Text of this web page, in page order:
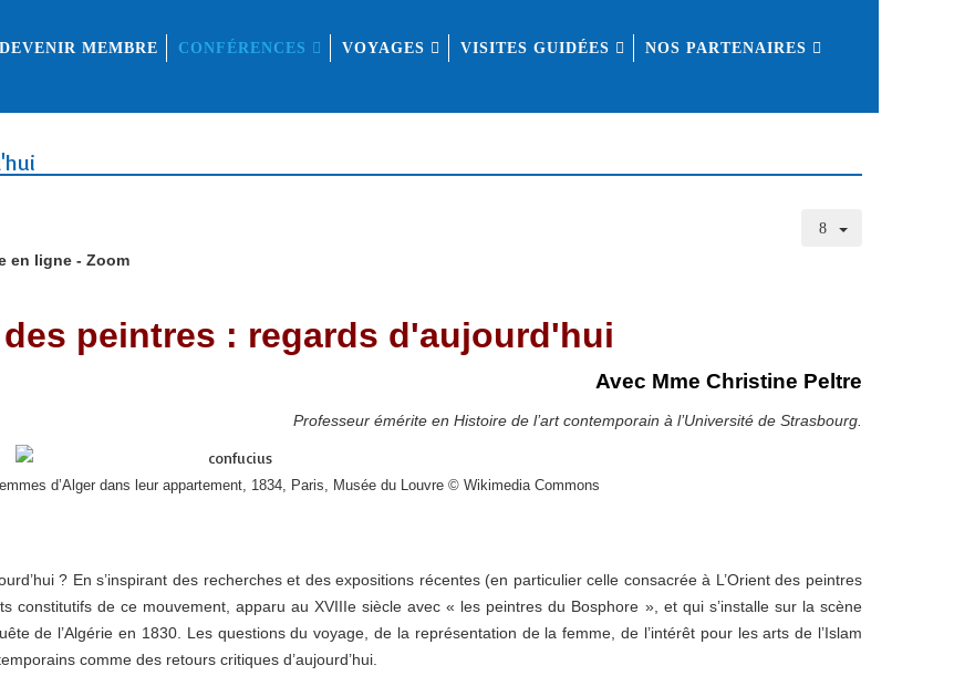
DEVENIR MEMBRE CONFÉRENCES VOYAGES VISITES GUIDÉES NOS PARTENAIRES
en ligne - Zoom
peintres : regards d'aujourd'hui
Avec Mme Christine Peltre
Professeur émérite en Histoire de l’art contemporain à l’Université de Strasbourg.
d’Alger dans leur appartement, 1834, Paris, Musée du Louvre © Wikimedia Commons
? En s’inspirant des recherches et des expositions récentes (en particulier celle consacrée à L’Orient des peintres
constitutifs de ce mouvement, apparu au XVIIIe siècle avec « les peintres du Bosphore », et qui s’installe sur la scène
de l’Algérie en 1830. Les questions du voyage, de la représentation de la femme, de l’intérêt pour les arts de l’Islam
comme des retours critiques d’aujourd’hui.